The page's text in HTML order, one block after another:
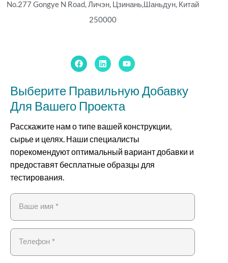
No.277 Gongye N Road, Личэн, Цзинань,Шаньдун, Китай
250000
Выберите Правильную Добавку
Для Вашего Проекта
Расскажите нам о типе вашей конструкции,
сырье и целях. Наши специалисты
порекомендуют оптимальный вариант добавки и
предоставят бесплатные образцы для
тестирования.